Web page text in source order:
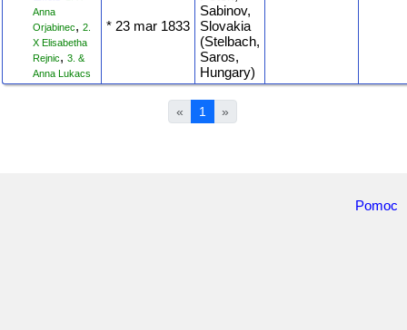
Anna
Orjabinec, 2.
X Elisabetha
Rejnic, 3. &
Anna Lukacs
* ‎23 mar 1833
Sabinov,
Slovakia
(Stelbach,
Saros,
Hungary)
« 1 »
Pomoc